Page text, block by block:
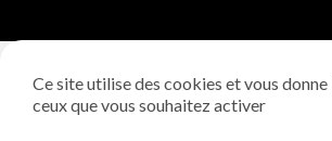
Ce site utilise des cookies et vous
ceux que vous souhaitez activer